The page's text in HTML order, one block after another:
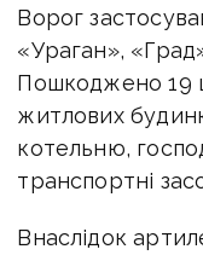
Ворог
«Ураган»,
Пошкоджено 19
житлових
котельню,
транспортні
Внаслідок